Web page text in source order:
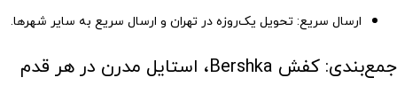
ارسال سریع: تحویل یک‌روزه در تهران و ارسال سریع به سایر شهرها.
جمع‌بندی: کفش Bershka، استایل مدرن در هر قدم